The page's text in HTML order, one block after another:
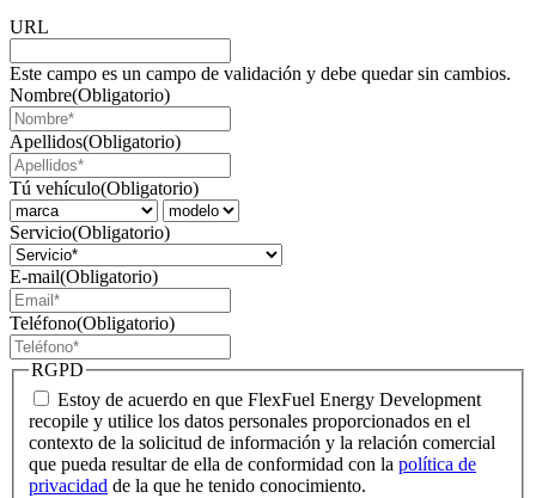
URL
Este campo es un campo de validación y debe quedar sin cambios.
Nombre(Obligatorio)
Apellidos(Obligatorio)
Tú vehículo(Obligatorio)
Servicio(Obligatorio)
E-mail(Obligatorio)
Teléfono(Obligatorio)
RGPD
Estoy de acuerdo en que FlexFuel Energy Development
recopile y utilice los datos personales proporcionados en el
contexto de la solicitud de información y la relación comercial
que pueda resultar de ella de conformidad con la política de
privacidad de la que he tenido conocimiento.